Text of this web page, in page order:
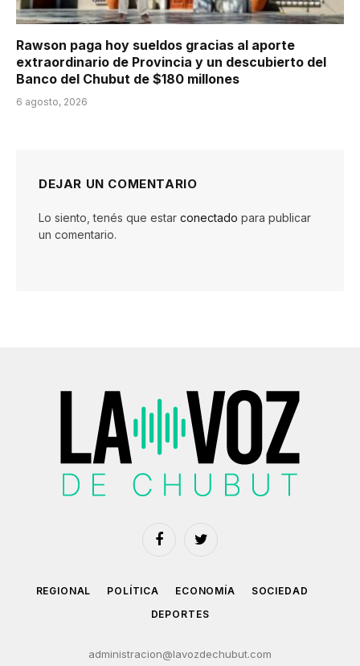
Rawson paga hoy sueldos gracias al aporte
extraordinario de Provincia y un descubierto del
Banco del Chubut de $180 millones
6 agosto, 2026
DEJAR UN COMENTARIO
Lo siento, tenés que estar conectado para publicar
un comentario.
FacebookTwitter
REGIONAL POLÍTICA ECONOMÍA
SOCIEDAD
DEPORTES
administracion@lavozdechubut.com